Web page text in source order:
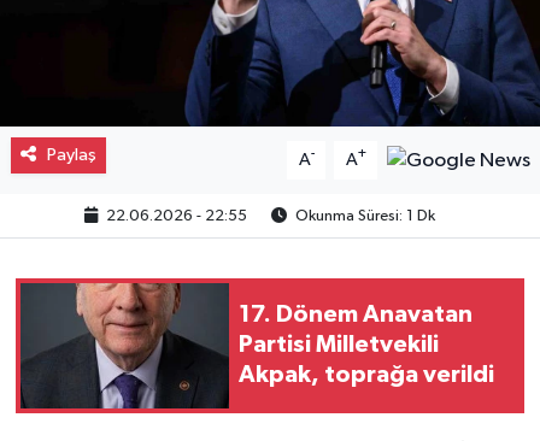
Paylaş A- A+
22.06.2026 - 22:55 Okunma Süresi: 1 Dk
17. Dönem Anavatan
Partisi Milletvekili
Akpak, toprağa verildi